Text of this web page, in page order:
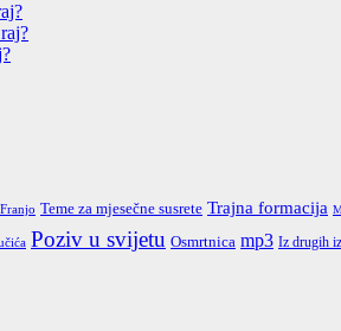
Teme za mjesečne susrete Trajna formacija
Poziv u svijetu Osmrtnica mp3 Iz drugih